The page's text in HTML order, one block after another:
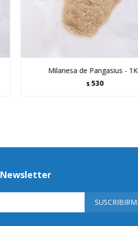
Milanesa de Pangasius -
$ 530
Newsletter